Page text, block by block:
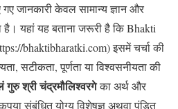
जानकारी केवल सामान्य ज्ञान और
है। यहां यह बताना जरूरी है कि Bhakti
bhaktibharatki.com) इसमें चर्चा की
सटीकता, पूर्णता या विश्वसनीयता की
गुरु श्री चंद्रमौलिश्वरगेका अर्थ और
संबंधित योग्य विशेषज्ञ अथवा पंड़ित